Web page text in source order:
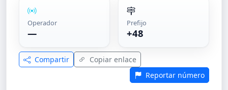
Operador
—
Prefijo
+48
Compartir
Copiar enlace
Reportar número